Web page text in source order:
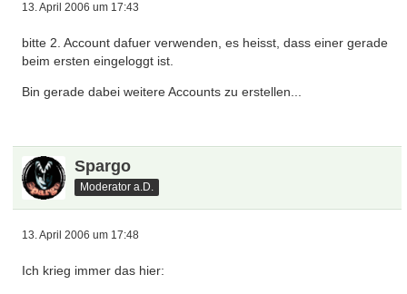
13. April 2006 um 17:43
bitte 2. Account dafuer verwenden, es heisst, dass einer gerade
beim ersten eingeloggt ist.
Bin gerade dabei weitere Accounts zu erstellen...
Spargo
Moderator a.D.
13. April 2006 um 17:48
Ich krieg immer das hier: